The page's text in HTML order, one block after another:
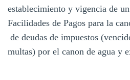
establecimiento y vigencia de
Facilidades de Pagos para la
de deudas de impuestos
multas) por el canon de agua y